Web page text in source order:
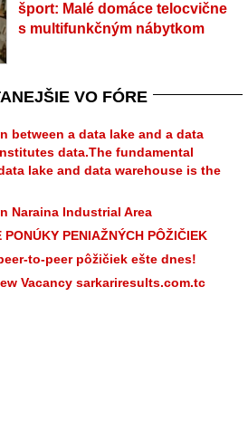
šport: Malé domáce telocvične
s multifunkčným nábytkom
VO FÓRE
between a data lake and a data
data.The fundamental
lake and data warehouse is the
Naraina Industrial Area
PENIAŽNÝCH PÔŽIČIEK
to-peer pôžičiek ešte dnes!
Vacancy sarkariresults.com.tc